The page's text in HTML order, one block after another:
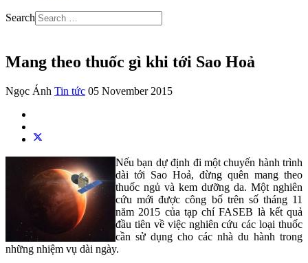
Search
Mang theo thuốc gì khi tới Sao Hoả
Ngọc Ánh Tin tức 05 November 2015
Nếu bạn dự định đi một chuyến hành trình
dài tới Sao Hoả, đừng quên mang theo
thuốc ngủ và kem dưỡng da. Một nghiên
cứu mới được công bố trên số tháng 11
năm 2015 của tạp chí FASEB là kết quả
đầu tiên về việc nghiên cứu các loại thuốc
cần sử dụng cho các nhà du hành trong
những nhiệm vụ dài ngày.